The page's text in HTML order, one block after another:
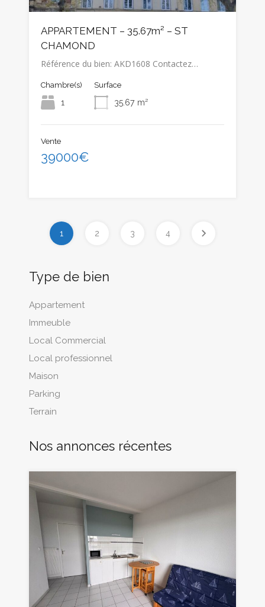
APPARTEMENT – 35.67m² – ST
CHAMOND
Référence du bien: AKD1608 Contactez…
Chambre(s)
1
Surface
35.67 m²
Vente
39000€
1 2 3 4
Type de bien
Appartement
Immeuble
Local Commercial
Local professionnel
Maison
Parking
Terrain
Nos annonces récentes